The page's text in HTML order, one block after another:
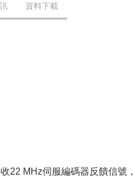
資料下載
22 MHz伺服編碼器反饋信號，